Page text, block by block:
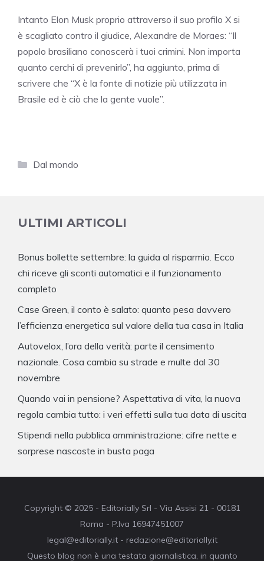
Intanto Elon Musk proprio attraverso il suo profilo X si
è scagliato contro il giudice, Alexandre de Moraes: “Il
popolo brasiliano conoscerà i tuoi crimini. Non importa
quanto cerchi di prevenirlo”, ha aggiunto, prima di
scrivere che “X è la fonte di notizie più utilizzata in
Brasile ed è ciò che la gente vuole”.
Categorie
Dal mondo
ULTIMI ARTICOLI
Bonus bollette settembre: la guida al risparmio. Ecco
chi riceve gli sconti automatici e il funzionamento
completo
Case Green, il conto è salato: quanto pesa davvero
l’efficienza energetica sul valore della tua casa in Italia
Autovelox, l’ora della verità: parte il censimento
nazionale. Cosa cambia su strade e multe dal 30
novembre
Quando vai in pensione? Aspettativa di vita, la nuova
regola cambia tutto: i veri effetti sulla tua data di uscita
Stipendi nella pubblica amministrazione: cifre nette e
sorprese nascoste in busta paga
Copyright © 2025 - Editorially Srl - Via Assisi 21 - 00181
Roma - P.Iva 16947451007
legal@editorially.it - redazione@editorially.it
Questo blog non è una testata giornalistica, in quanto